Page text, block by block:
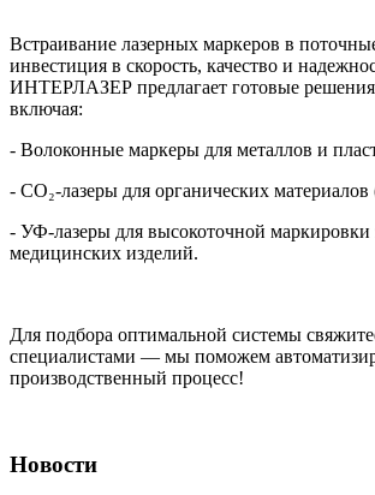
Встраивание лазерных маркеров в
инвестиция в скорость, качество и
ИНТЕРЛАЗЕР предлагает готовые решения
включая:
- Волоконные маркеры для металлов и
- CO₂-лазеры для органических материалов
- УФ-лазеры для высокоточной маркировки
медицинских изделий.
Для подбора оптимальной системы
специалистами — мы поможем
производственный процесс!
Новости